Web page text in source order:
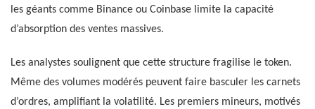
les géants comme Binance ou Coinbase limite la capacité
d’absorption des ventes massives.
Les analystes soulignent que cette structure fragilise le token.
Même des volumes modérés peuvent faire basculer les carnets
d’ordres, amplifiant la volatilité. Les premiers mineurs, motivés